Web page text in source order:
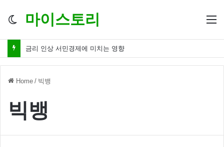
Switch
마이스토리
금리 인상 서민경제에 미치는 영향
Home / 빅뱅
빅뱅